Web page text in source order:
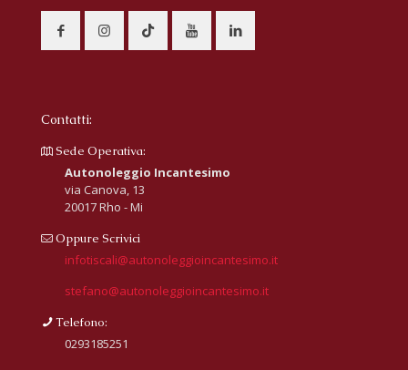
Contatti:
Sede Operativa:
Autonoleggio Incantesimo
via Canova, 13
20017 Rho - Mi
Oppure Scrivici
infotiscali@autonoleggioincantesimo.it
stefano@autonoleggioincantesimo.it
Telefono:
0293185251